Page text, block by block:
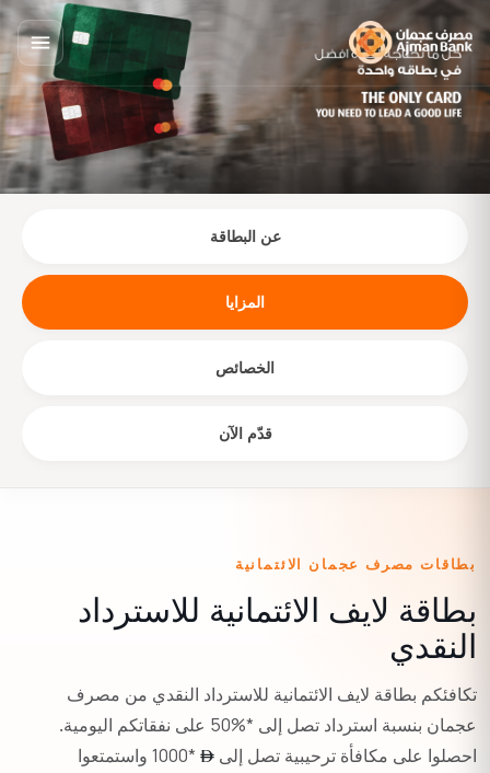
عن البطاقة
المزايا
الخصائص
قدّم الآن
بطاقات مصرف عجمان الائتمانية
بطاقة لايف الائتمانية للاسترداد
النقدي
تكافئكم بطاقة لايف الائتمانية للاسترداد النقدي من مصرف
عجمان بنسبة استرداد تصل إلى 50%* على نفقاتكم اليومية.
احصلوا على مكافأة ترحيبية تصل إلى
1000* واستمتعوا